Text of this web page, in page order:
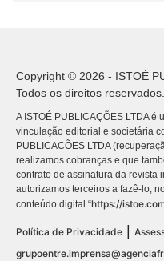
Copyright © 2026 - ISTOÉ
Todos os direitos reservados.
A ISTOÉ PUBLICAÇÕES LTDA
vinculação editorial e societária
PUBLICACÕES LTDA
realizamos cobranças e que
contrato de assinatura da revista
autorizamos terceiros a fazê-lo,
conteúdo digital “https://
Política de Privacidade